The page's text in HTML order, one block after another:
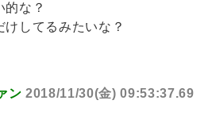
的な？
してるみたいな？
ン 2018/11/30(金) 09:53:37.69